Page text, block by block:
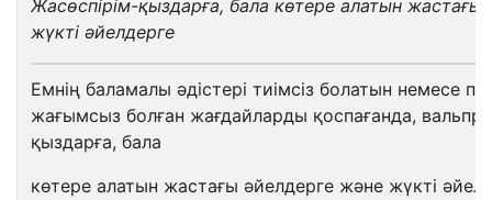
Жасөспірім-қыздарға, бала көтере алатын жастағы
жүкті әйелдерге
Емнің баламалы әдістері тиімсіз болатын немесе
жағымсыз болған жағдайларды қоспағанда,
қыздарға, бала
көтере алатын жастағы әйелдерге және жүкті